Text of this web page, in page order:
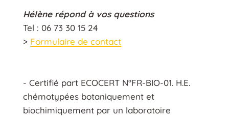
Hélène répond à vos questions
Tel : 06 73 30 15 24
> Formulaire de contact
- Certifié part ECOCERT N°FR-BIO-01. H.E.
chémotypées botaniquement et
biochimiquement par un laboratoire